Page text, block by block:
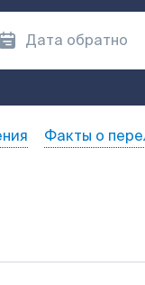
Факты о